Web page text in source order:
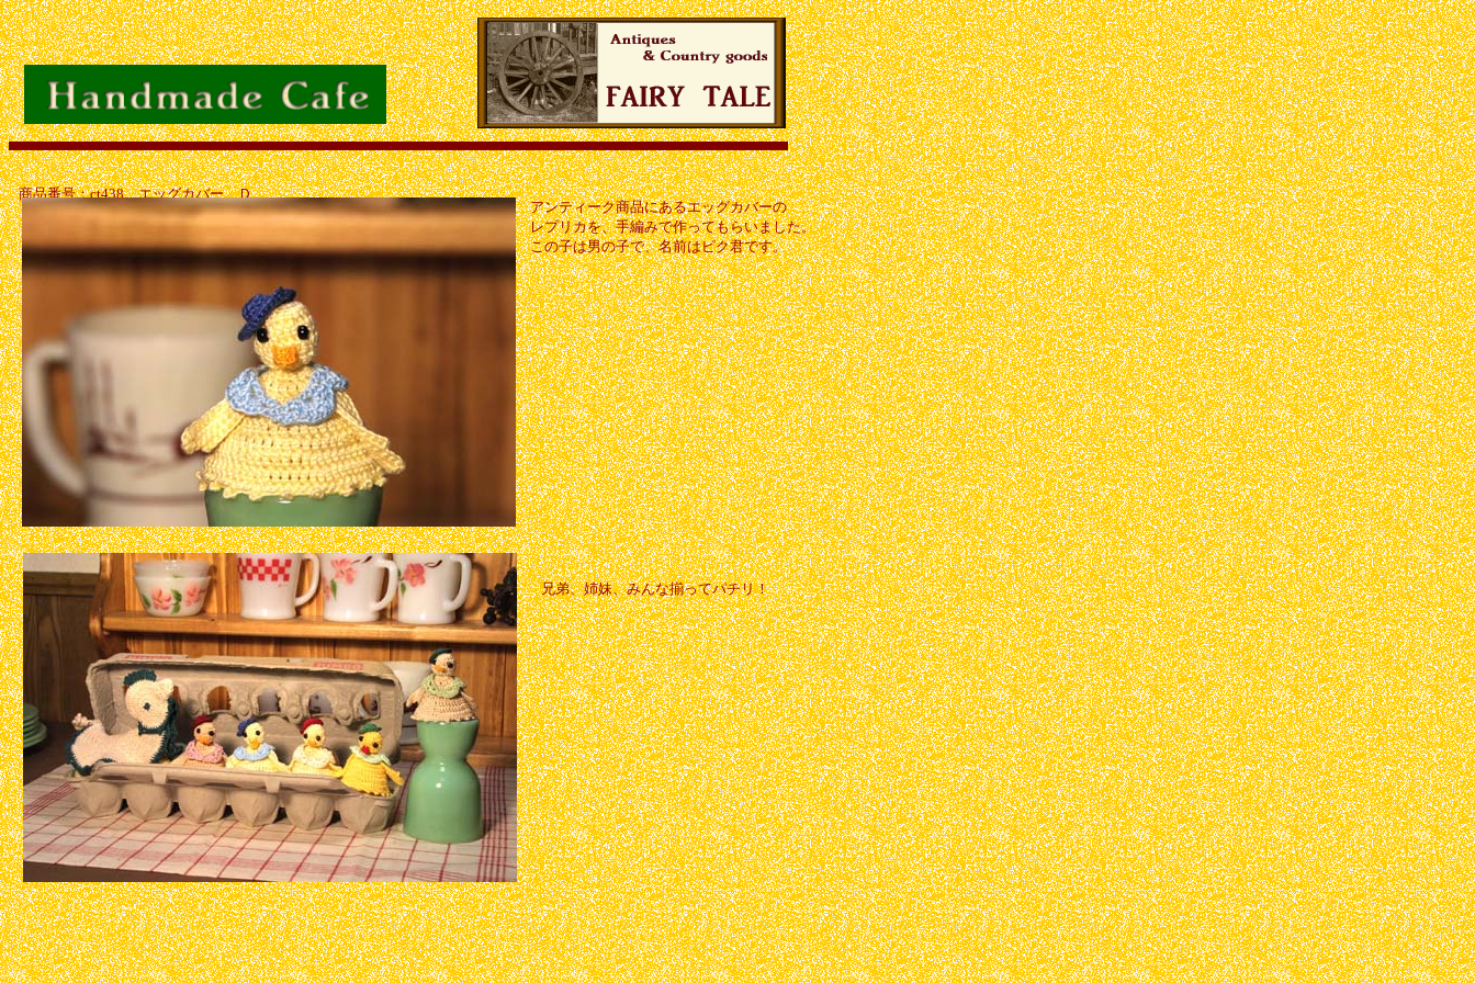
商品番号：ct438 エッグカバー Ｄ
アンティーク商品にあるエッグカバーの
レプリカを、手編みで作ってもらいました。
この子は男の子で、名前はピク君です。
兄弟、姉妹、みんな揃ってパチリ！